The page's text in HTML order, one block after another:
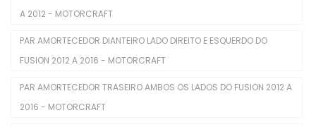
Filtros De Ar
Filtros De Combustível
Filtros De Óleo
A 2012 - MOTORCRAFT
PAR AMORTECEDOR DIANTEIRO LADO DIREITO E ESQUERDO DO
FUSION 2012 A 2016 - MOTORCRAFT
PAR AMORTECEDOR TRASEIRO AMBOS OS LADOS DO FUSION 2012 A
2016 - MOTORCRAFT